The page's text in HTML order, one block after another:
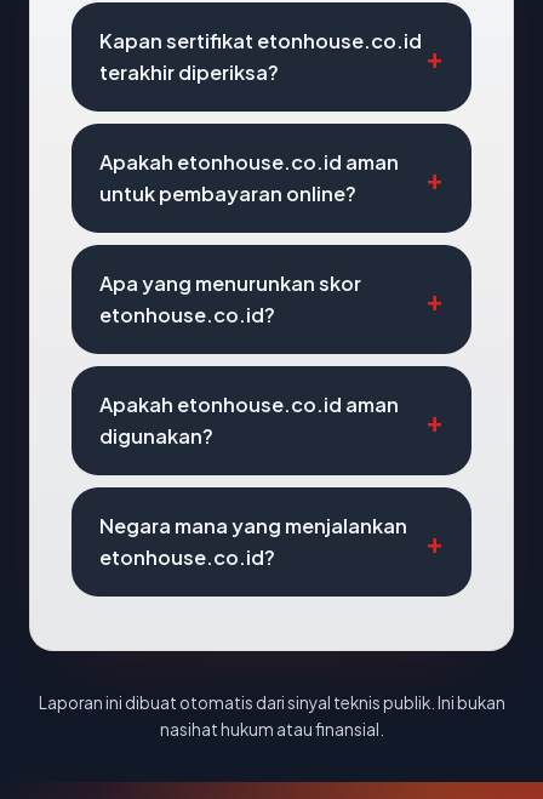
Kapan sertifikat etonhouse.co.id
terakhir diperiksa?
Apakah etonhouse.co.id aman
untuk pembayaran online?
Apa yang menurunkan skor
etonhouse.co.id?
Apakah etonhouse.co.id aman
digunakan?
Negara mana yang menjalankan
etonhouse.co.id?
Laporan ini dibuat otomatis dari sinyal teknis publik. Ini bukan
nasihat hukum atau finansial.